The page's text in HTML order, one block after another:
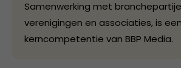
Samenwerking met
verenigingen en associaties, is een
kerncompetentie van BBP Media.